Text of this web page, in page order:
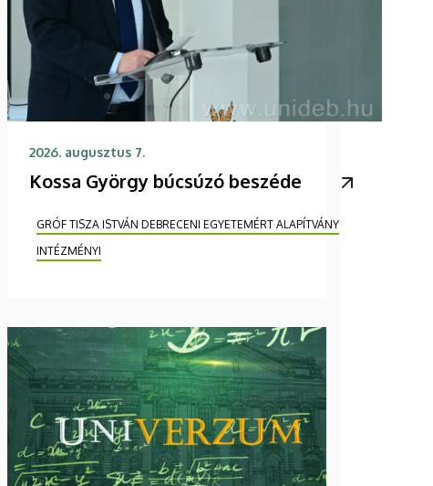
2026. augusztus 7.
Kossa György búcsúzó beszéde
GRÓF TISZA ISTVÁN DEBRECENI EGYETEMÉRT ALAPÍTVÁNY
INTÉZMÉNYI